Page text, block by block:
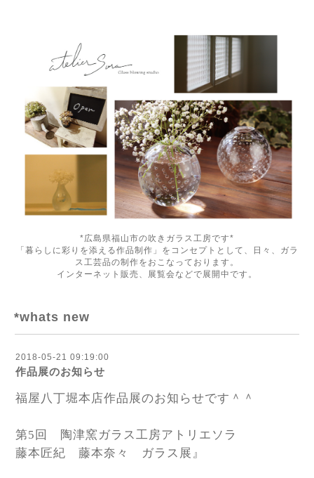
*広島県福山市の吹きガラス工房です*
「暮らしに彩りを添える作品制作」をコンセプトとして、日々、ガラ
ス工芸品の制作をおこなっております。
インターネット販売、展覧会などで展開中です。
*whats new
2018-05-21 09:19:00
作品展のお知らせ
福屋八丁堀本店作品展のお知らせです＾＾
第5回 陶津窯ガラス工房アトリエソラ
藤本匠紀 藤本奈々 ガラス展』